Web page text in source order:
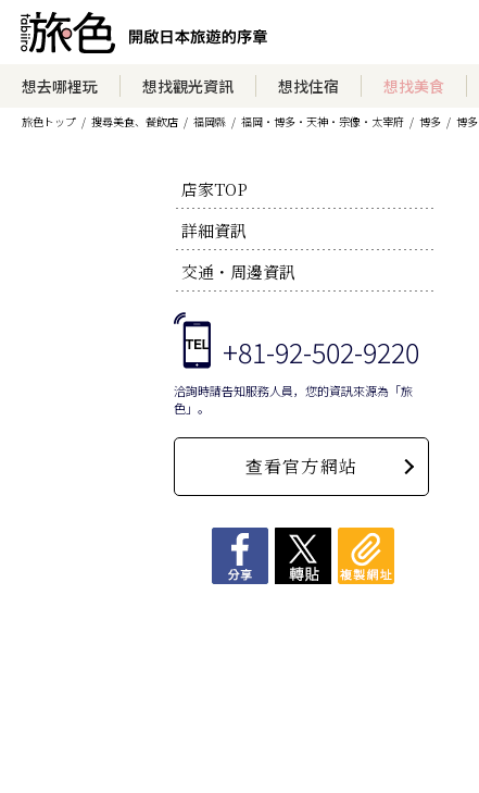
想去哪裡玩 想找觀光資訊 想找住宿 想找美食
旅色トップ 搜尋美食、餐飲店 福岡縣 福岡・博多・天神・宗像・太宰府 博多 博
店家TOP
詳細資訊
交通・周邊資訊
+81-92-502-9220
洽詢時請告知服務人員，您的資訊來源為「旅
色」。
查看官方網站